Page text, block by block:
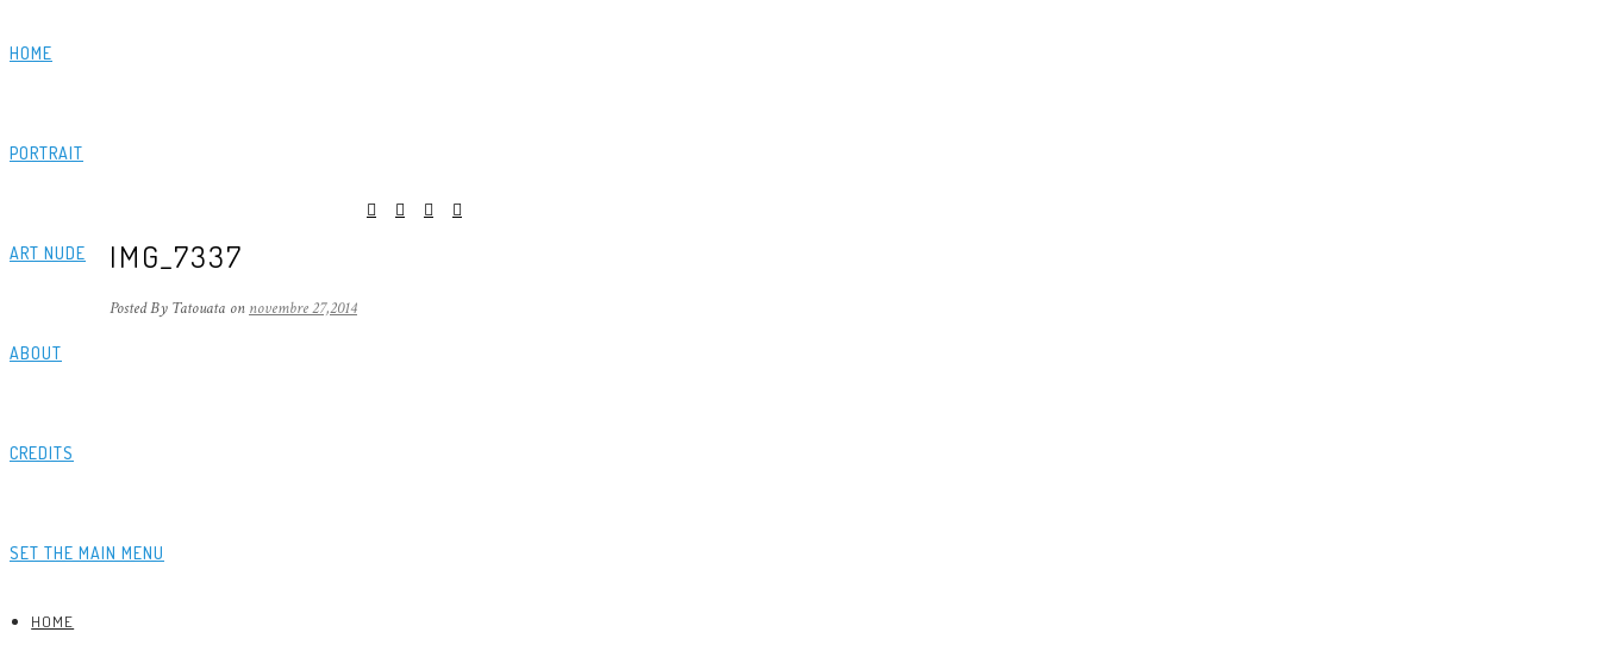
HOME
PORTRAIT
ART NUDE
ABOUT
CREDITS
SET THE MAIN MENU
HOME
IMG_7337
Posted By Tatouata on novembre 27,2014